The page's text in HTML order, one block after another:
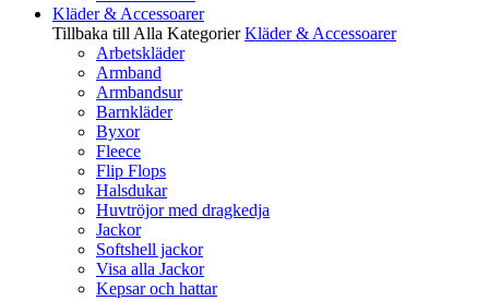
Kläder & Accessoarer
Tillbaka till Alla Kategorier Kläder & Accessoarer
Arbetskläder
Armband
Armbandsur
Barnkläder
Byxor
Fleece
Flip Flops
Halsdukar
Huvtröjor med dragkedja
Jackor
Softshell jackor
Visa alla Jackor
Kepsar och hattar